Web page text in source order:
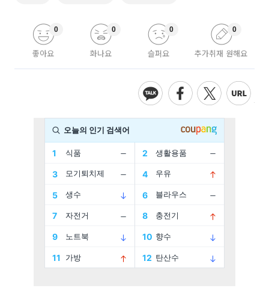
좋아요
0
화나요
0
슬퍼요
0
추가취재 원해요
0